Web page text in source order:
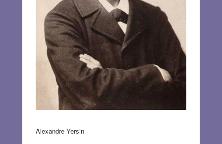
Alexandre Yersin